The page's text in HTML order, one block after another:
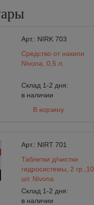
Арт.: NIRK 703
Средство от накипи
Nivona, 0,5 л.
Склад 1-2 дня:
в наличии
В корзину
Арт.: NIRT 701
Таблетки д/чистки
гидросистемы, 2 гр.,10
шт. Nivona
Склад 1-2 дня:
в наличии